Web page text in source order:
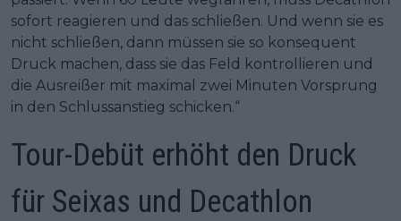
sofort reagieren und das schließen. Und wenn sie es
nicht schließen, dann müssen sie so konsequent
Druck machen, dass sie das Feld kontrollieren und
die Ausreißer mit maximal zwei Minuten Vorsprung
in den Schlussanstieg schicken.“
Tour-Debüt erhöht den Druck
für Seixas und Decathlon